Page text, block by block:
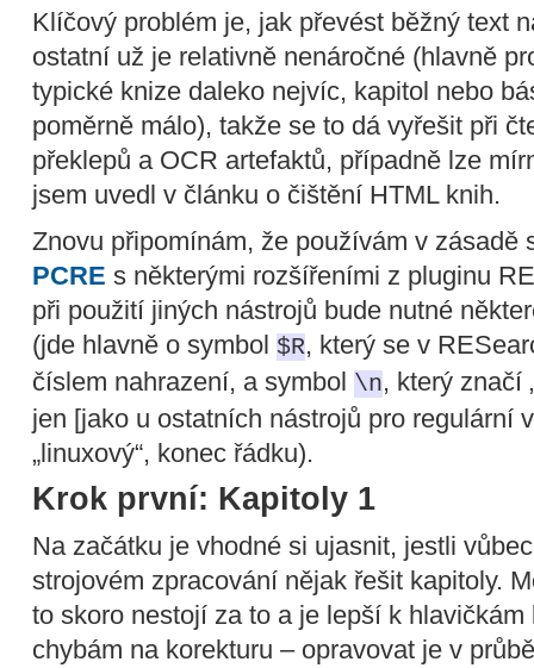
Klíčový problém je, jak převést běžný text
ostatní už je relativně nenáročné (hlavně
typické knize daleko nejvíc, kapitol nebo
poměrně málo), takže se to dá vyřešit při
překlepů a OCR artefaktů, případně lze
jsem uvedl v článku o čištění HTML knih.
Znovu připomínám, že používám v zásadě
PCRE s některými rozšířeními z pluginu
při použití jiných nástrojů bude nutné
(jde hlavně o symbol $R, který se v
číslem nahrazení, a symbol \n, který značí
jen [jako u ostatních nástrojů pro regulární
„linuxový“, konec řádku).
Krok první: Kapitoly 1
Na začátku je vhodné si ujasnit, jestli
strojovém zpracování nějak řešit kapitoly.
to skoro nestojí za to a je lepší k
chybám na korekturu – opravovat je v